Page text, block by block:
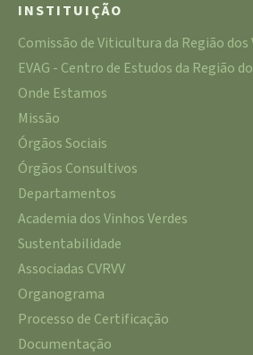
INSTITUIÇÃO
Comissão de Viticultura da Região dos
EVAG - Centro de Estudos da Região
Onde Estamos
Missão
Órgãos Sociais
Órgãos Consultivos
Departamentos
Academia dos Vinhos Verdes
Sustentabilidade
Associadas CVRVV
Organograma
Processo de Certificação
Documentação